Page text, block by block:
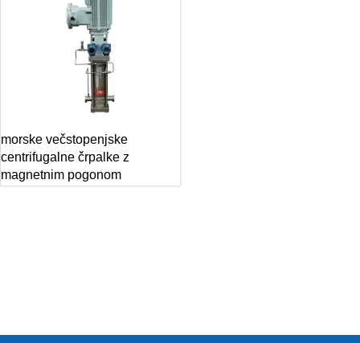
morske večstopenjske
centrifugalne črpalke z
magnetnim pogonom